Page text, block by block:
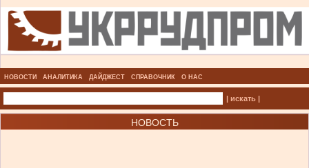
НОВОСТИ АНАЛИТИКА ДАЙДЖЕСТ СПРАВОЧНИК О НАС
| искать |
НОВОСТЬ